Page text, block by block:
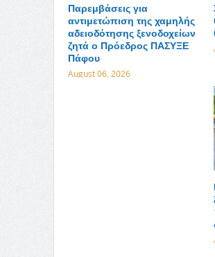
Παρεμβάσεις για
αντιμετώπιση της χαμηλής
αδειοδότησης ξενοδοχείων
ζητά ο Πρόεδρος ΠΑΣΥΞΕ
Πάφου
August 06, 2026